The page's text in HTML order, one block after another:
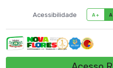
Acessibilidade A+ A